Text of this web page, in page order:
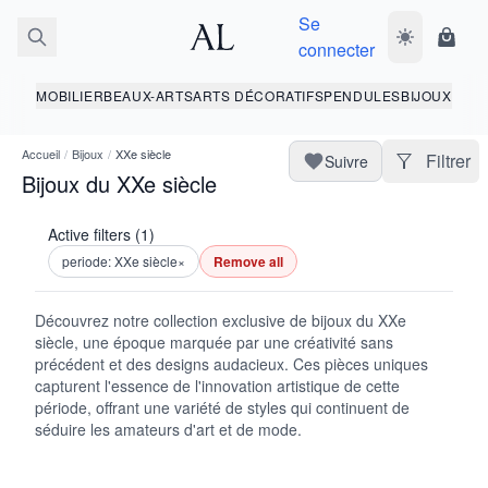
Se
connecter
Basculer le
MOBILIERBEAUX-ARTSARTS DÉCORATIFSPENDULESBIJOUX
Accueil / Bijoux / XXe siècle
Bijoux du XXe siècle
Suivre Filtrer
Active filters (1)
periode: XXe siècle× Remove all
Découvrez notre collection exclusive de bijoux du XXe
siècle, une époque marquée par une créativité sans
précédent et des designs audacieux. Ces pièces uniques
capturent l'essence de l'innovation artistique de cette
période, offrant une variété de styles qui continuent de
séduire les amateurs d'art et de mode.